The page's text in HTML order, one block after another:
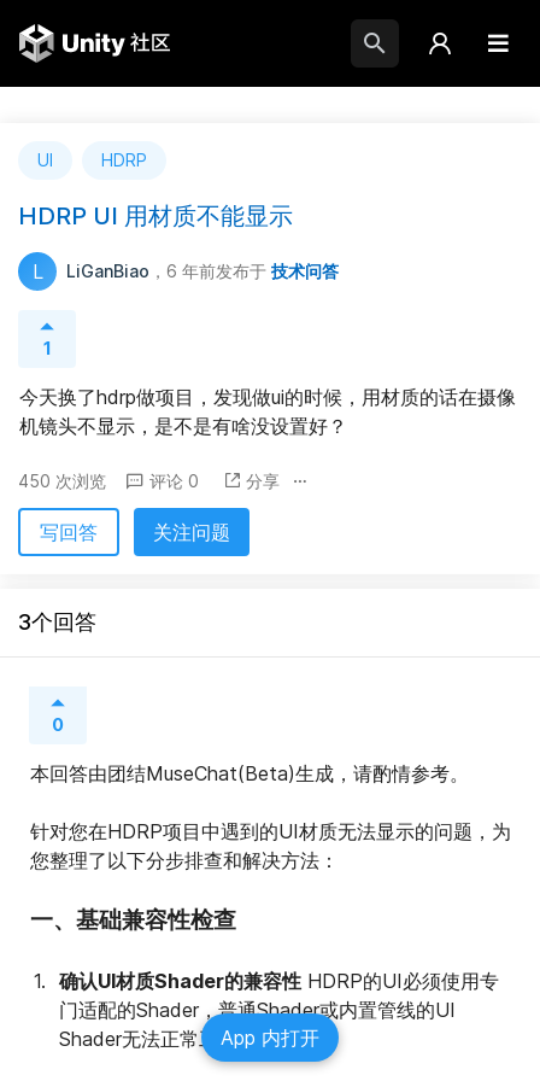
UI HDRP
HDRP UI 用材质不能显示
L LiGanBiao ，6 年前发布于 技术问答
1
今天换了hdrp做项目，发现做ui的时候，用材质的话在摄像
机镜头不显示，是不是有啥没设置好？
450 次浏览 评论 0 分享
写回答 关注问题
3个回答
0
本回答由团结MuseChat(Beta)生成，请酌情参考。
针对您在HDRP项目中遇到的UI材质无法显示的问题，为
您整理了以下分步排查和解决方法：
一、基础兼容性检查
确认UI材质Shader的兼容性 HDRP的UI必须使用专
门适配的Shader，普通Shader或内置管线的UI
Shader无法正常工作：App 内打开